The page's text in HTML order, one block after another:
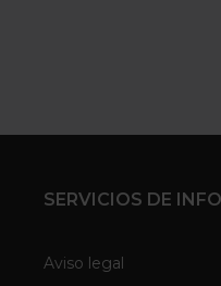
SERVICIOS DE
Aviso legal